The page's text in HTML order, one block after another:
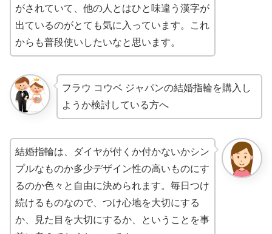
がされていて、他の人とはひと味違う漢字が
出ているのがとても気に入っています。これ
からも普段使いしたいなと思います。
フラウ コウベ ジャパンの結婚指輪を購入し
ようか検討している方へ
結婚指輪は、ダイヤが付くか付かないかシン
プルなものか多少デザイン性の高いものにす
るのか色々と自由に決められます。毎日つけ
続けるものなので、つけ心地を大切にする
か、見た目を大切にするか、ということを事